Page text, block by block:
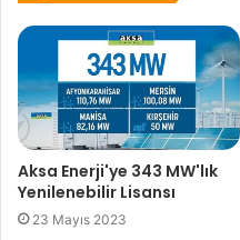
Aksa Enerji'ye 343 MW'lık
Yenilenebilir Lisansı
23 Mayıs 2023